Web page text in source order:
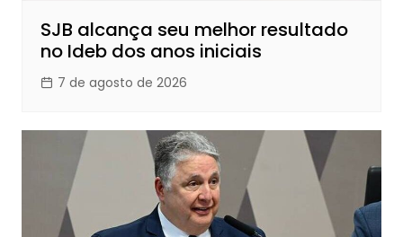
SJB alcança seu melhor resultado
no Ideb dos anos iniciais
7 de agosto de 2026